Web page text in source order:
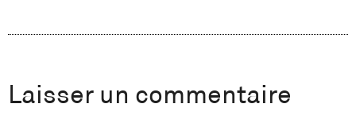
Laisser un commentaire